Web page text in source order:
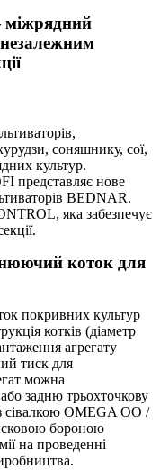
соняшнику, сої,
культур.
представляє нове
BEDNAR.
яка забезпечує
коток для
покривних культур
котків (діаметр
агрегату
тиск для
можна
задню трьохточкову
сівалкою OMEGA OO /
бороною
на проведенні